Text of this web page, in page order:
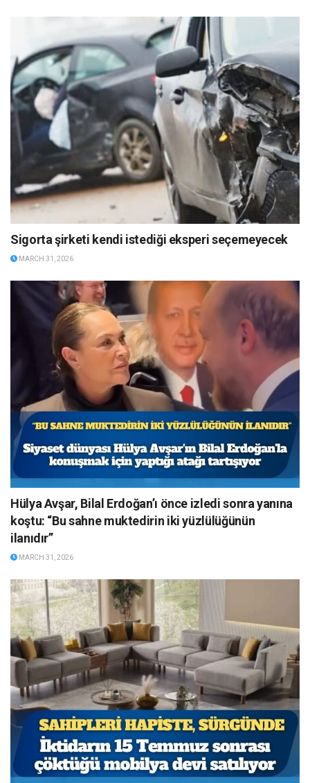
Sigorta şirketi kendi istediği eksperi seçemeyecek
MARCH 31, 2026
Hülya Avşar, Bilal Erdoğan’ı önce izledi sonra yanına
koştu: “Bu sahne muktedirin iki yüzlülüğünün
ilanıdır”
MARCH 31, 2026